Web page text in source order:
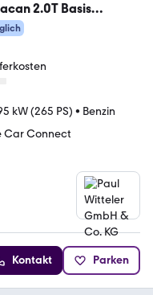
2.0T Basis
Sitzheizung
kW (265 PS) • Benzin
Car Connect
Kontakt Parken